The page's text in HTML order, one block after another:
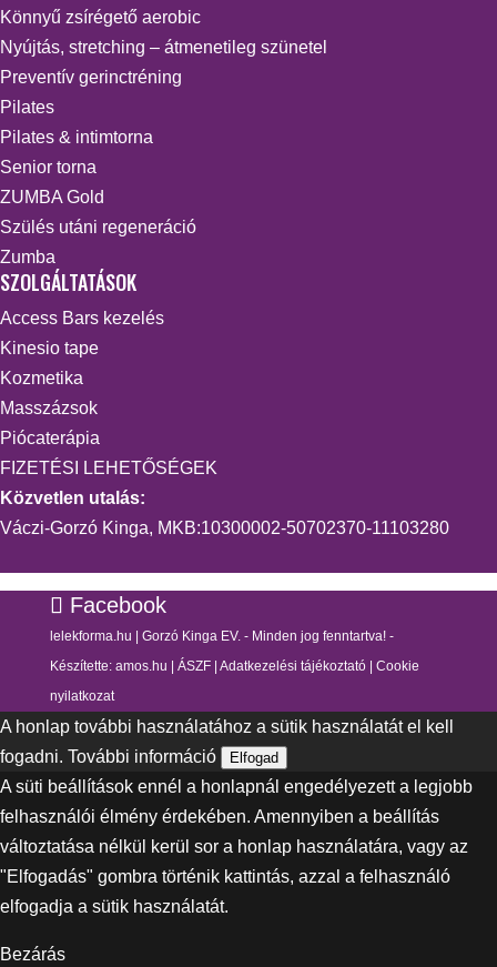
Könnyű zsírégető aerobic
Nyújtás, stretching – átmenetileg szünetel
Preventív gerinctréning
Pilates
Pilates & intimtorna
Senior torna
ZUMBA Gold
Szülés utáni regeneráció
Zumba
SZOLGÁLTATÁSOK
Access Bars kezelés
Kinesio tape
Kozmetika
Masszázsok
Piócaterápia
FIZETÉSI LEHETŐSÉGEK
Közvetlen utalás:
Váczi-Gorzó Kinga, MKB:10300002-50702370-11103280
Facebook
lelekforma.hu | Gorzó Kinga EV. - Minden jog fenntartva! -
Készítette: amos.hu ÁSZF| Adatkezelési tájékoztató| Cookie
nyilatkozat
A honlap további használatához a sütik használatát el kell
fogadni. További információ Elfogad
A süti beállítások ennél a honlapnál engedélyezett a legjobb
felhasználói élmény érdekében. Amennyiben a beállítás
változtatása nélkül kerül sor a honlap használatára, vagy az
"Elfogadás" gombra történik kattintás, azzal a felhasználó
elfogadja a sütik használatát.
Bezárás